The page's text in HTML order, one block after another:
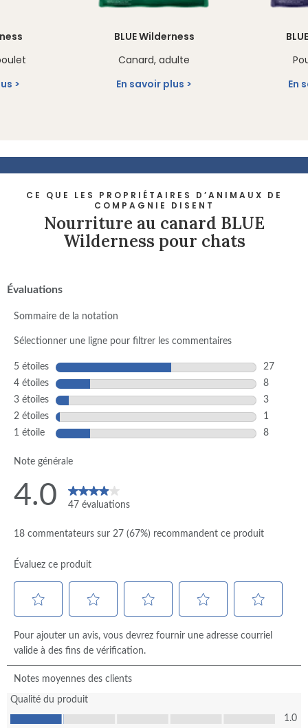
BLUE Wilderness
Canard, adulte
En savoir plus
En
CE QUE LES PROPRIÉTAIRES D’ANIMAUX DE
COMPAGNIE DISENT
Nourriture au canard BLUE
Wilderness pour chats